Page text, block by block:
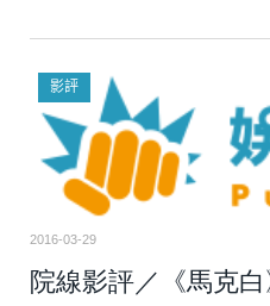
影評
2016-03-29
院線影評／《馬克